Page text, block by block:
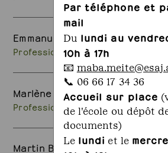
Par téléphone et
mail
Du lundi au
10h à 17h
📧
📞 06 66 17 34 36
Accueil sur place
de l'école ou dépôt
documents)
Le lundi et le
Emmanuel TAILLARD
Professionnel · La Croixille
Marlène LIGONIE
Professionnel · Paris
Martin BISCHOFF